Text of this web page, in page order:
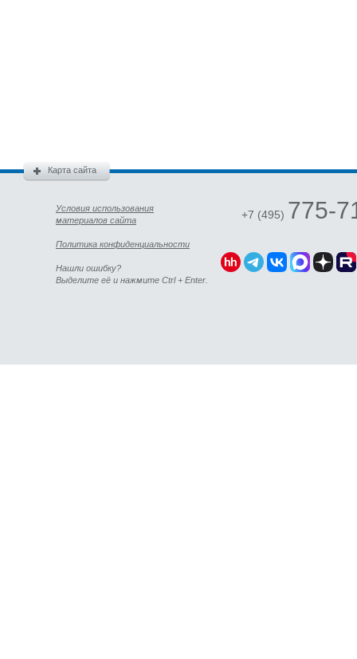
Карта сайта
Условия использования
материалов сайта
Политика конфиденциальности
Нашли ошибку?
Выделите её и нажмите Ctrl + Enter.
+7 (495) 775-